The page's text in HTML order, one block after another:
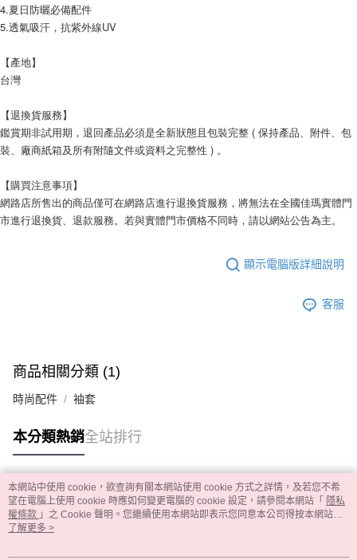
4.夏日防曬必備配件
5.透氣吸汗，抗紫外線UV
【產地】
台灣
【退換貨服務】
鑑賞期非試用期，退回產品必須是全新狀態且包裝完整 ( 保持產品、附件、包
裝、廠商紙箱及所有附隨文件或資料之完整性 ) 。
【購買注意事項】
網路店所售出的商品僅可在網路店進行退換貨服務，將無法在全國佳瑪實體門
市進行退換貨、退款服務。若與實體門市價格不同時，請以網站公告為主。
顯示電腦版詳細說明
客服
商品相關分類 (1)
時尚配件 袖套
本分類熱銷全站排行
熱門標籤
本網站中使用 cookie，欲查詢有關本網站使用 cookie 方式之詳情，及若您不希
望在電腦上使用 cookie 時應如何變更電腦的 cookie 設定，請參閱本網站「 隱私
權條款 」之 Cookie 聲明。您繼續使用本網站即表示您同意本公司得按本網站使
用條款之 Cookie 聲明使用 cookie。
了解更多 >